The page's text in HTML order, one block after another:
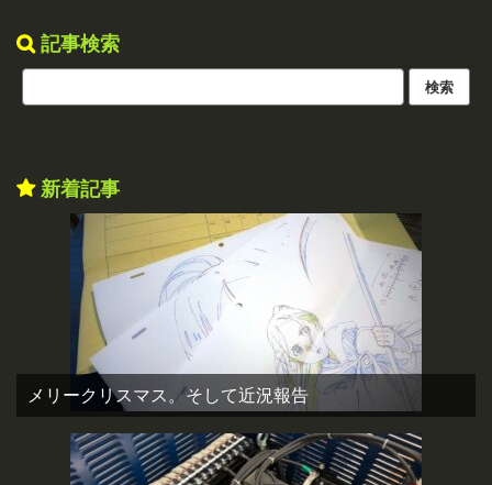
記事検索
新着記事
メリークリスマス。そして近況報告